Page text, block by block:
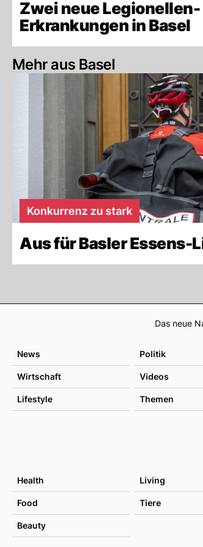
Zwei neue Legionellen-
Erkrankungen in Basel
Mehr aus Basel
Konkurrenz zu stark
Aus für Basler Essens-
Das neue
News Politik
Wirtschaft Videos
Lifestyle Themen
Health Living
Food Tiere
Beauty